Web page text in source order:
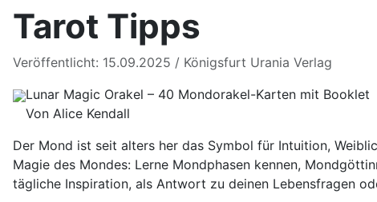
Tarot Tipps
Veröffentlicht: 15.09.2025 / Königsfurt Urania Verlag
Lunar Magic Orakel – 40 Mondorakel-Karten mit Booklet
Von Alice Kendall
Der Mond ist seit alters her das Symbol für Intuition,
Magie des Mondes: Lerne Mondphasen kennen,
tägliche Inspiration, als Antwort zu deinen Lebensfragen